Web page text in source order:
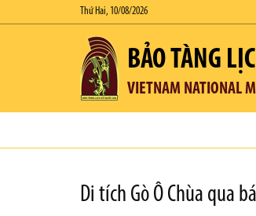
Thứ Hai, 10/08/2026
BẢO TÀNG
VIETNAM NATIONAL
Di tích Gò Ô Chùa qua